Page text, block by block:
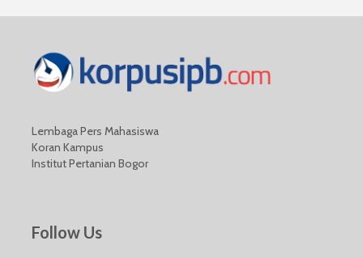
Lembaga Pers Mahasiswa
Koran Kampus
Institut Pertanian Bogor
Follow Us